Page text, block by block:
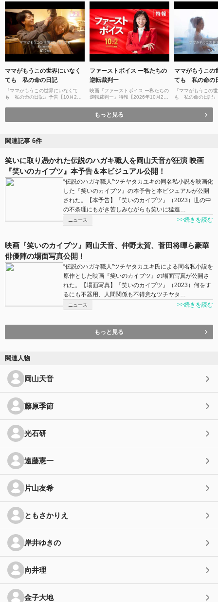
ママがもうこの世界にいなく
ても 私の命の日記
『ママがもうこの世界にいなくて
も 私の命の日記』予告【10月2日
ファーストボイス ー私たちの
逆転裁判ー
映画『ファーストボイス ー私たちの
逆転裁判ー』特報【2026年10月2日
ママがもうこの
ても 私の命の
『ママがもうこの
も 私の命の日記
もっと見る
関連記事 6件
笑いに取り憑かれた伝説のハガキ職人を岡山天音が狂演 映画
『笑いのカイブツ』本予告＆本ビジュアル公開！
“伝説のハガキ職人”ツチヤタカユキの同名私小説を映画化
した『笑いのカイブツ』の本予告と本ビジュアルが公開
された。【本予告】『笑いのカイブツ』（2023）世の中
の不条理にもがき苦しみながらも笑いに猛進…
ニュース >>続きを読む
映画『笑いのカイブツ』岡山天音、仲野太賀、菅田将暉ら豪華
俳優陣の場面写真公開！
“伝説のハガキ職人”ツチヤタカユキ氏による同名私小説を
原作とした映画『笑いのカイブツ』の場面写真が公開さ
れた。【場面写真】『笑いのカイブツ』（2023）何をす
るにも不器用、人間関係も不得意なツチヤタ…
ニュース >>続きを読む
もっと見る
関連人物
岡山天音
藤原季節
光石研
遠藤憲一
片山友希
ともさかりえ
岸井ゆきの
向井理
金子大地